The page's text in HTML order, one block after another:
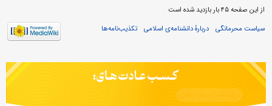
از این صفحه ۴۵ بار بازدید شده است
سیاست محرمانگی
دربارهٔ دانشنامه‌ی اسلامی تکذیب‌نامه‌ها